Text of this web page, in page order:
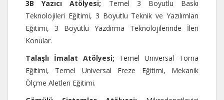
3B Yazıcı Atölyesi; Temel 3 Boyutlu Baskı
Teknolojileri Eğitimi, 3 Boyutlu Teknik ve Yazılımları
Eğitimi, 3 Boyutlu Yazdırma Teknolojilerinde İleri
Konular.
Talaşlı İmalat Atölyesi; Temel Universal Torna
Eğitimi, Temel Universal Freze Eğitimi, Mekanik
Ölçme Aletleri Eğitimi.